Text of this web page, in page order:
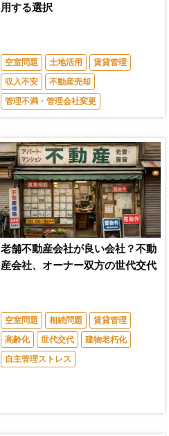
用する選択
空室問題 土地活用
賃貸管理
収入不安
不動産売却
管理不満・管理会社変更
老舗不動産会社が良い会社？不動
産会社、オーナー双方の世代交代
空室問題 相続問題
賃貸管理
高齢化
世代交代
建物老朽化
自主管理ストレス